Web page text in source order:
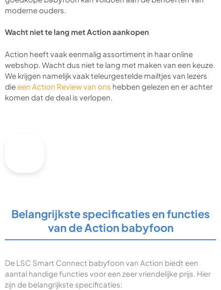
moderne ouders.
Wacht niet te lang met Action aankopen
Action heeft vaak eenmalig assortiment in haar online
webshop. Wacht dus niet te lang met maken van een keuze.
We krijgen namelijk vaak teleurgestelde mailtjes van lezers
dieeen Action Review van ons hebben gelezen en er achter
komen dat de deal is verlopen.
Belangrijkste specificaties en functies
van de Action babyfoon
De LSC Smart Connect babyfoon van Action biedt een
aantal handige functies voor een zeer vriendelijke prijs. Hier
zijn de belangrijkste specificaties: